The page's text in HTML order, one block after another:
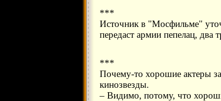
***
Источник в "Мосфильме"
передаст армии пепелац, два
***
Почему-то хорошие актеры
кинозвезды.
– Видимо, потому, что